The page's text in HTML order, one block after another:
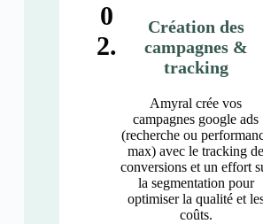
0
2.
Création des
campagnes &
tracking
Amyral crée vos
campagnes google ads
(recherche ou
max) avec le tracking de
conversions et un effort
la segmentation pour
optimiser la qualité et
coûts.